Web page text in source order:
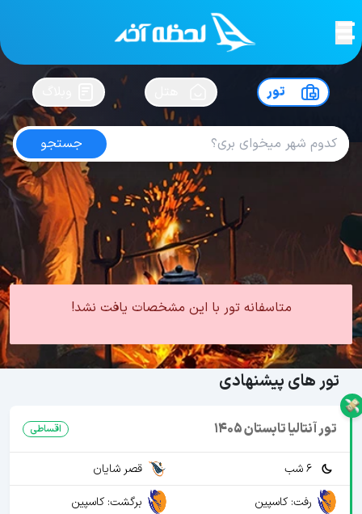
لحظه آخرسفرت رو بساز !
تور
جستجو
تور کره جنوبی
امتیاز4.6 از5| از101 کاربر
لحظه آخر تور کره جنوبی
متاسفانه تور با این مشخصات یافت نشد!
تور های پیشنهادی
تور آنتالیا تابستان 1405 اقساطی
6 شب
قصر شایان
رفت: کاسپین
برگشت: کاسپین